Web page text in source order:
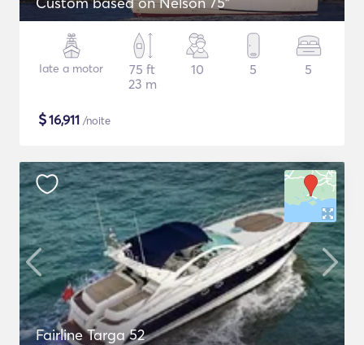
Iate a motor
75 ft
23 m
10 5 5
$16,911 /noite
Fairline Targa 52